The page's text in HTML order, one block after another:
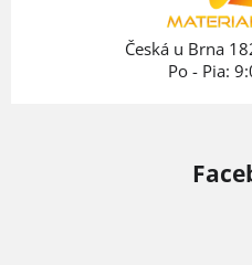
Česká u Brna
Po - Pia: